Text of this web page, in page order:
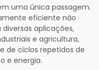
uma única passagem.
eficiente não
aplicações,
e agricultura,
de ciclos repetidos de
e energia.